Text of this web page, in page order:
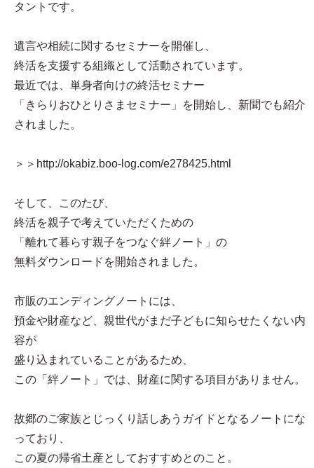
タントです。
遺言や相続に関するセミナーを開催し、
終活を支援する組織として活動されています。
最近では、単身者向けの終活セミナー
「きらりおひとりさまセミナー」を開始し、新聞でも紹介
されました。
＞＞http://okabiz.boo-log.com/e278425.html
そして、このたび、
終活を親子で考えていただくための
「離れて暮らす親子をつなぐ絆ノート」の
無料ダウンロードを開始されました。
市販のエンディングノートには、
預金や財産など、親世代がまだ子どもに知らせたくない内
容が
盛り込まれていることがあるため、
この「絆ノート」では、財産に関する項目がありません。
故郷のご家族とじっくり話しあうガイドとなるノートにな
っており、
この夏の帰省土産としておすすめとのこと。